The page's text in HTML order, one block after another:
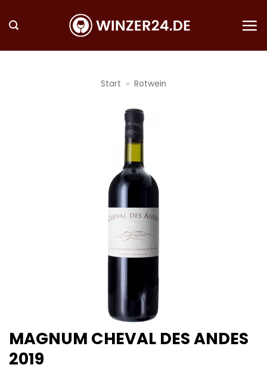
Inhalt
Start » Rotwein
MAGNUM CHEVAL DES ANDES
2019